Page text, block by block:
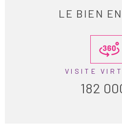
LE BIEN
VISITE
182